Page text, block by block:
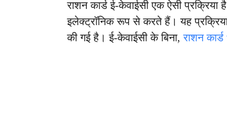
राशन कार्ड ई-केवाईसी एक ऐसी
इलेक्ट्रॉनिक रूप से करते हैं। यह प्रक्रिया
की गई है। ई-केवाईसी के बिना,राशन